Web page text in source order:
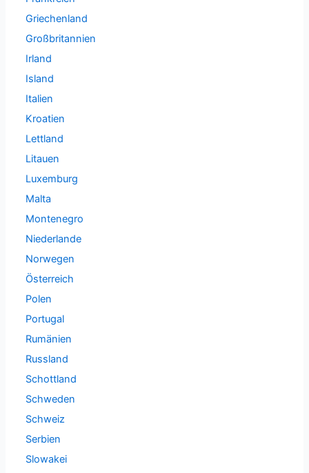
Griechenland
Großbritannien
Irland
Island
Italien
Kroatien
Lettland
Litauen
Luxemburg
Malta
Montenegro
Niederlande
Norwegen
Österreich
Polen
Portugal
Rumänien
Russland
Schottland
Schweden
Schweiz
Serbien
Slowakei